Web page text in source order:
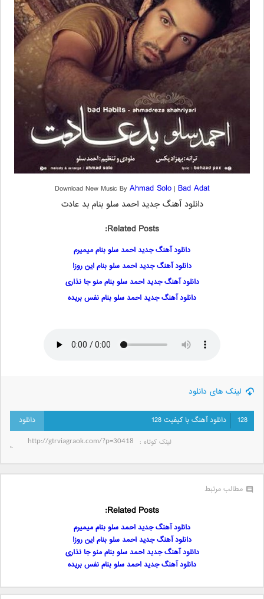
Download New Music ByAhmad Solo| Bad Adat
دانلود آهنگ جدید احمد سلو بنام بد عادت
Related Posts:
دانلود آهنگ جدید احمد سلو بنام میمیرم
دانلود آهنگ جدید احمد سلو بنام این روزا
دانلود آهنگ جدید احمد سلو بنام منو جا نذاری
دانلود آهنگ جدید احمد سلو بنام نفس بریده
لینک های دانلود
128 دانلود آهنگ با کیفیت 128
لینک کوتاه‌ :
مطالب مرتبط
Related Posts:
دانلود آهنگ جدید احمد سلو بنام میمیرم
دانلود آهنگ جدید احمد سلو بنام این روزا
دانلود آهنگ جدید احمد سلو بنام منو جا نذاری
دانلود آهنگ جدید احمد سلو بنام نفس بریده